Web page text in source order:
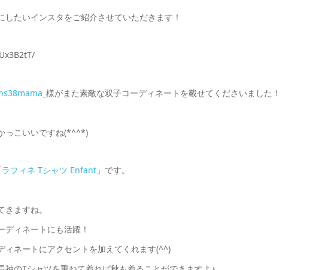
たいインスタをご紹介させていただきます！
様がまた素敵な双子コーディネートを載せてくださいました！
っこいいですね(*^^*)
ラフィネ Tシャツ Enfant 」です。
ますね。
ィネートにも活躍！
ィネートにアクセントを加えてくれます(^^)